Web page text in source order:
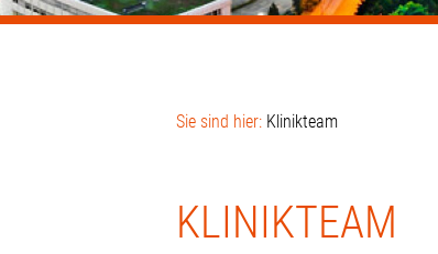
Sie sind hier: Klinikteam
KLINIKTEAM